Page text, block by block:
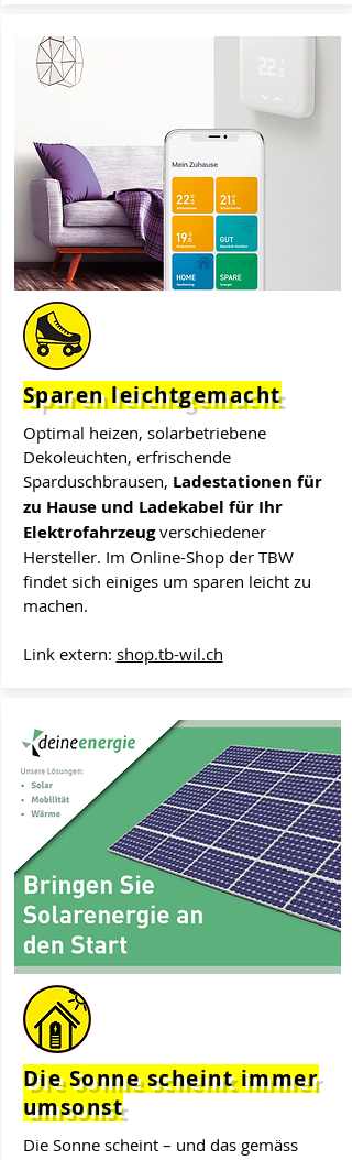
Sparen leichtgemacht
Optimal heizen, solarbetriebene
Dekoleuchten, erfrischende
Sparduschbrausen, Ladestationen für
zu Hause und Ladekabel für Ihr
Elektrofahrzeugverschiedener
Hersteller. Im Online-Shop der TBW
findet sich einiges um sparen leicht zu
machen.
Link extern: shop.tb-wil.ch
Die Sonne scheint immer
umsonst
Die Sonne scheint – und das gemäss